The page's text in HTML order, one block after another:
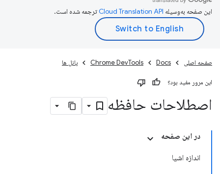
این صفحه به‌وسیله ترجمه شده است.
صفحه اصلی Docs
Chrome DevTools پانل ها
این مرور مفید بود؟
اصطلاحات حافظه
در این صفحه
اندازه اشیا